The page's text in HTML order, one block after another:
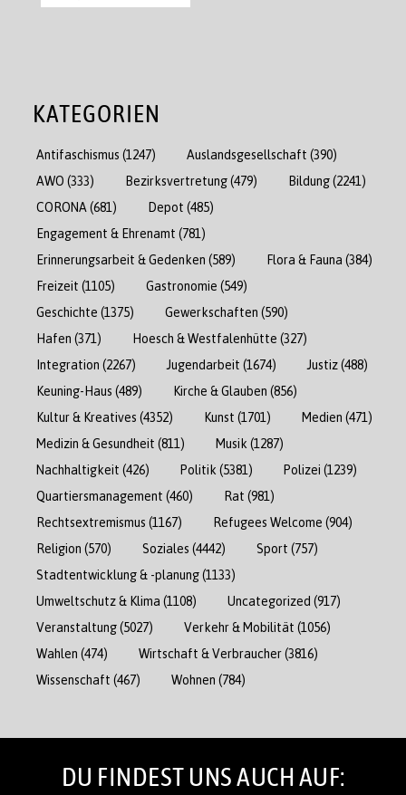
KATEGORIEN
Antifaschismus (1247) Auslandsgesellschaft (390)
AWO (333) Bezirksvertretung(479) Bildung(2241)
CORONA (681) Depot (485)
Engagement & Ehrenamt (781)
Erinnerungsarbeit & Gedenken (589) Flora & Fauna (384)
Freizeit (1105) Gastronomie (549)
Geschichte (1375) Gewerkschaften (590)
Hafen (371) Hoesch & Westfalenhütte (327)
Integration (2267) Jugendarbeit (1674) Justiz(488)
Keuning-Haus (489) Kirche & Glauben (856)
Kultur & Kreatives (4352) Kunst (1701) Medien (471)
Medizin & Gesundheit (811) Musik (1287)
Nachhaltigkeit (426) Politik (5381) Polizei (1239)
Quartiersmanagement (460) Rat (981)
Rechtsextremismus (1167) Refugees Welcome (904)
Religion (570) Soziales (4442) Sport (757)
Stadtentwicklung & -planung(1133)
Umweltschutz & Klima (1108) Uncategorized (917)
Veranstaltung(5027) Verkehr & Mobilität (1056)
Wahlen (474) Wirtschaft & Verbraucher(3816)
Wissenschaft (467) Wohnen (784)
DU FINDEST UNS AUCH AUF: